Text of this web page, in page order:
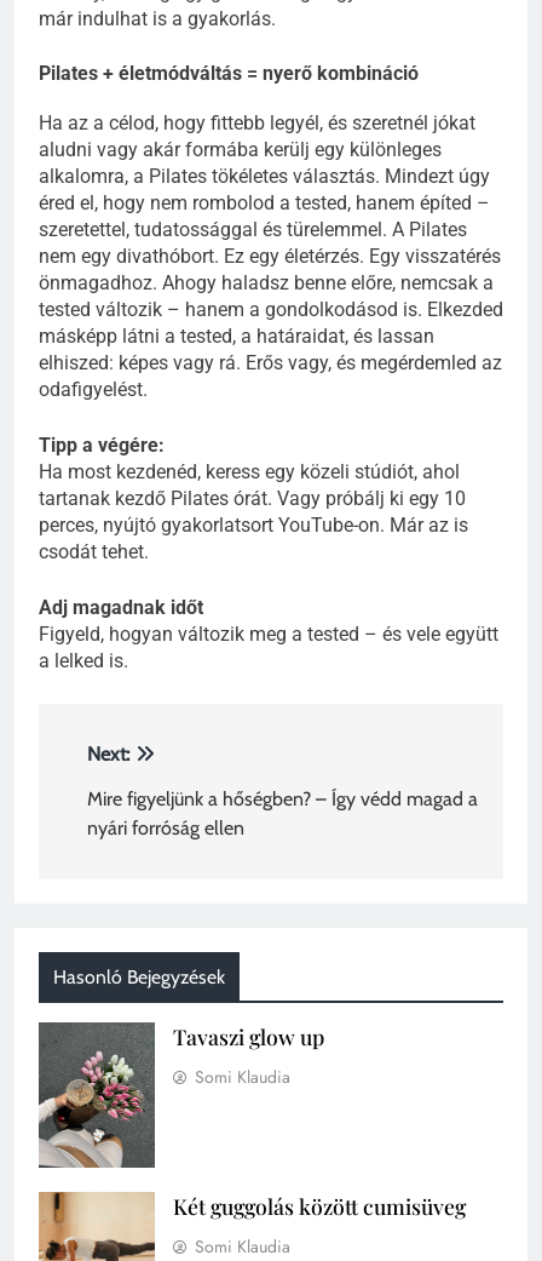
már indulhat is a gyakorlás.
Pilates + életmódváltás = nyerő kombináció
Ha az a célod, hogy fittebb legyél, és szeretnél jókat
aludni vagy akár formába kerülj egy különleges
alkalomra, a Pilates tökéletes választás. Mindezt úgy
éred el, hogy nem rombolod a tested, hanem építed –
szeretettel, tudatossággal és türelemmel. A Pilates
nem egy divathóbort. Ez egy életérzés. Egy visszatérés
önmagadhoz. Ahogy haladsz benne előre, nemcsak a
tested változik – hanem a gondolkodásod is. Elkezded
másképp látni a tested, a határaidat, és lassan
elhiszed: képes vagy rá. Erős vagy, és megérdemled az
odafigyelést.
Tipp a végére:
Ha most kezdenéd, keress egy közeli stúdiót, ahol
tartanak kezdő Pilates órát. Vagy próbálj ki egy 10
perces, nyújtó gyakorlatsort YouTube-on. Már az is
csodát tehet.
Adj magadnak időt
Figyeld, hogyan változik meg a tested – és vele együtt
a lelked is.
Bejegyzés
navigáció
Next:
Mire figyeljünk a hőségben? – Így védd magad a
nyári forróság ellen
Hasonló Bejegyzések
Tavaszi glow up
Somi Klaudia
Két guggolás között cumisüveg
Somi Klaudia